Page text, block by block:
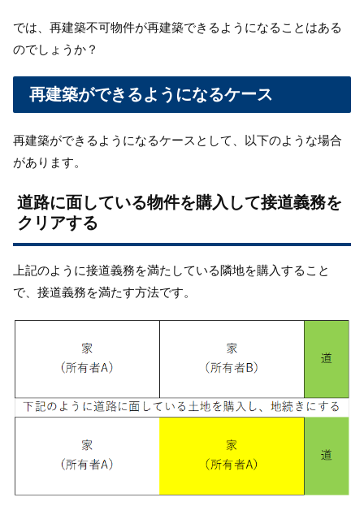
では、再建築不可物件が再建築できるようになることはある
のでしょうか？
再建築ができるようになるケース
再建築ができるようになるケースとして、以下のような場合
があります。
道路に面している物件を購入して接道義務を
クリアする
上記のように接道義務を満たしている隣地を購入すること
で、接道義務を満たす方法です。